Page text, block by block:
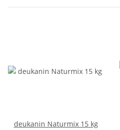
deukanin Naturmix 15 kg